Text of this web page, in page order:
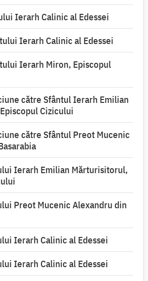
Ierarh Calinic al Edessei
Ierarh Calinic al Edessei
Ierarh Miron, Episcopul
către Sfântul Ierarh Emilian
Cizicului
către Sfântul Preot Mucenic
Ierarh Emilian Mărturisitorul,
Preot Mucenic Alexandru din
Ierarh Calinic al Edessei
Ierarh Calinic al Edessei